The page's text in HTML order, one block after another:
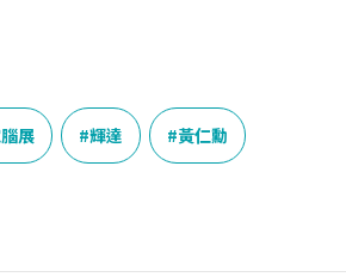
展 輝達 黃仁勳